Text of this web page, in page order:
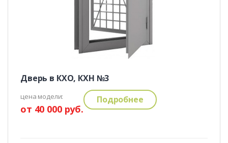
Дверь в КХО, КХН №3
цена модели:
от 40 000 руб.
Подробнее